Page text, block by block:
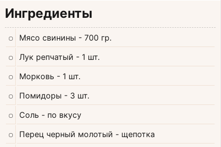
Ингредиенты
Мясо свинины - 700 гр.
Лук репчатый - 1 шт.
Морковь - 1 шт.
Помидоры - 3 шт.
Соль - по вкусу
Перец черный молотый - щепотка